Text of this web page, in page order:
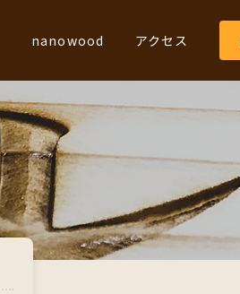
nanowood アクセス